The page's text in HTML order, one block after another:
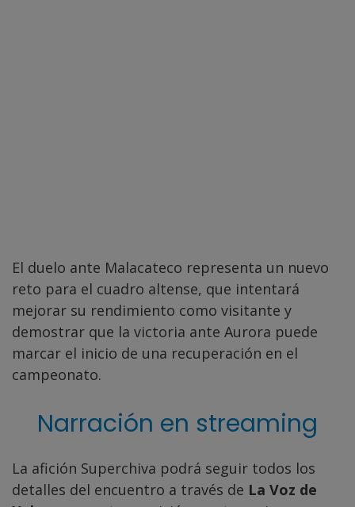
El duelo ante Malacateco representa un nuevo
reto para el cuadro altense, que intentará
mejorar su rendimiento como visitante y
demostrar que la victoria ante Aurora puede
marcar el inicio de una recuperación en el
campeonato.
Narración en streaming
La afición Superchiva podrá seguir todos los
detalles del encuentro a través de La Voz de